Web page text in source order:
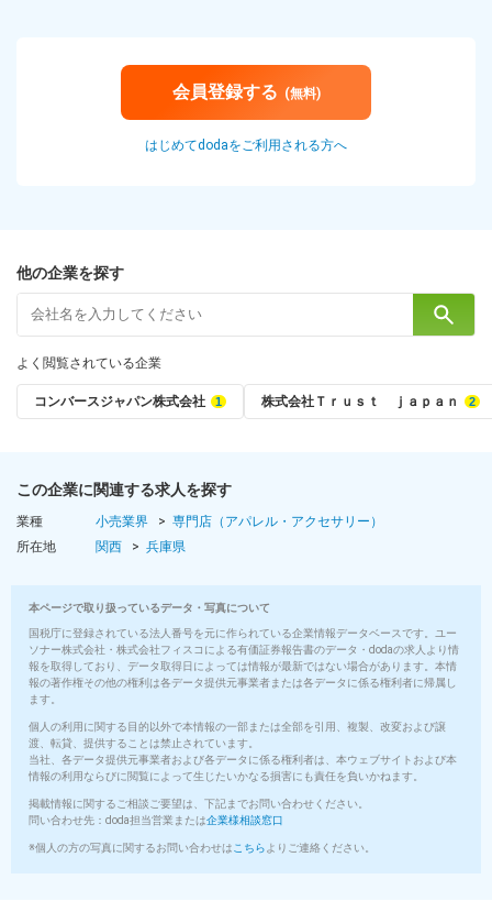
会員登録する (無料)
はじめてdodaをご利用される方へ
他の企業を探す
よく閲覧されている企業
コンバースジャパン株式会社 株式会社Ｔｒｕｓｔ ｊａｐａｎ
この企業に関連する求人を探す
業種 小売業界
専門店（アパレル・アクセサリー）
所在地
関西 兵庫県
本ページで取り扱っているデータ・写真について
国税庁に登録されている法人番号を元に作られている企業情報データベースです。ユー
ソナー株式会社・株式会社フィスコによる有価証券報告書のデータ・dodaの求人より情
報を取得しており、データ取得日によっては情報が最新ではない場合があります。本情
報の著作権その他の権利は各データ提供元事業者または各データに係る権利者に帰属し
ます。
個人の利用に関する目的以外で本情報の一部または全部を引用、複製、改変および譲
渡、転貸、提供することは禁止されています。
当社、各データ提供元事業者および各データに係る権利者は、本ウェブサイトおよび本
情報の利用ならびに閲覧によって生じたいかなる損害にも責任を負いかねます。
掲載情報に関するご相談ご要望は、下記までお問い合わせください。
問い合わせ先：doda担当営業または企業様相談窓口
※個人の方の写真に関するお問い合わせは こちら よりご連絡ください。